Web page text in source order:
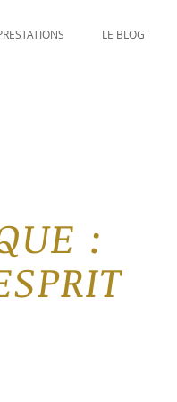
LE BLOG
UE :